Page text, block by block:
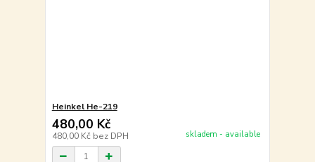
Heinkel He-219
480,00 Kč
480,00 Kč bez DPH skladem - available